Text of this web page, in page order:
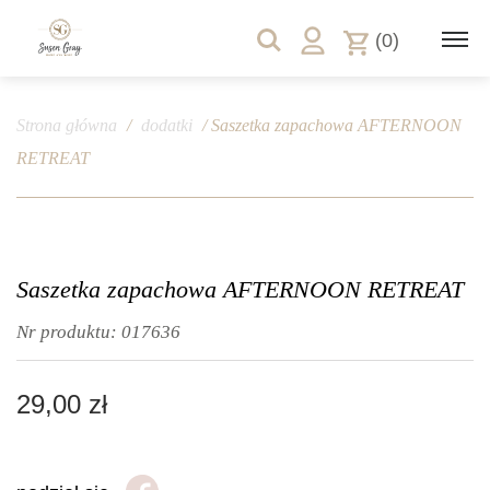
(0)
Strona główna / dodatki / Saszetka zapachowa AFTERNOON
RETREAT
Saszetka zapachowa AFTERNOON RETREAT
Nr produktu: 017636
29,00 zł